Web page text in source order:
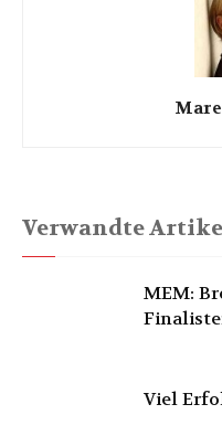
Verwandte
MEM:
Viel